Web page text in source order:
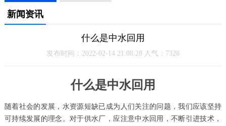
新闻资讯
​什么是中水回用
发布时间：2022-02-14 21:08:28 人气：7328
什么是中水回用
随着社会的发展，水资源短缺已成为人们关注的问题，我们应该坚持
可持续发展的理念。对于供水厂，应注意中水回用，不断引进技术，